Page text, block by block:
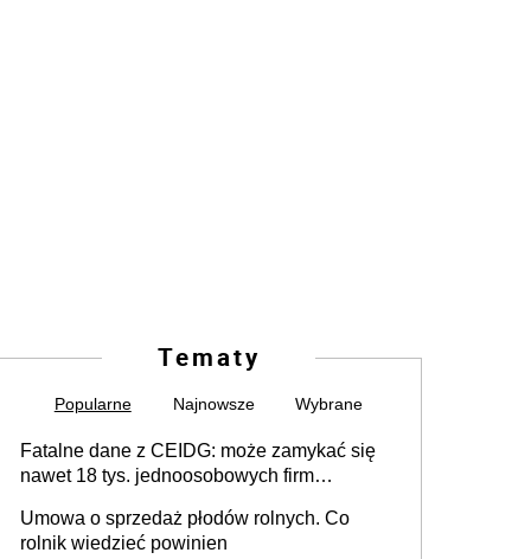
Tematy
Popularne Najnowsze Wybrane
Fatalne dane z CEIDG: może zamykać się
nawet 18 tys. jednoosobowych firm
Umowa o sprzedaż płodów rolnych. Co
rolnik wiedzieć powinien